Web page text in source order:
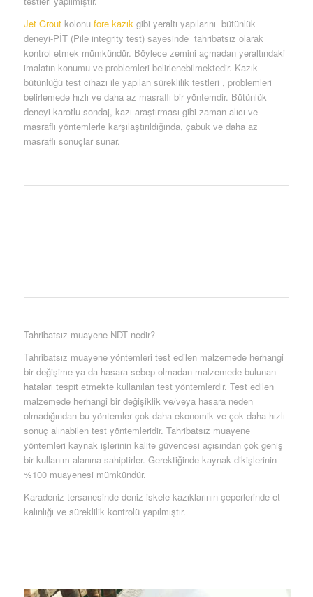
Jet Groutkolonu fore kazıkgibi yeraltı yapılarını bütünlük
deneyi-PİT (Pile integrity test) sayesinde tahribatsız olarak
kontrol etmek mümkündür. Böylece zemini açmadan yeraltındaki
imalatın konumu ve problemleri belirlenebilmektedir. Kazık
bütünlüğü test cihazı ile yapılan süreklilik testleri , problemleri
belirlemede hızlı ve daha az masraflı bir yöntemdir. Bütünlük
deneyi karotlu sondaj, kazı araştırması gibi zaman alıcı ve
masraflı yöntemlerle karşılaştırıldığında, çabuk ve daha az
masraflı sonuçlar sunar.
Tahribatsız muayene NDT nedir?
Tahribatsız muayene yöntemleri test edilen malzemede herhangi
bir değişime ya da hasara sebep olmadan malzemede bulunan
hataları tespit etmekte kullanılan test yöntemlerdir. Test edilen
malzemede herhangi bir değişiklik ve/veya hasara neden
olmadığından bu yöntemler çok daha ekonomik ve çok daha hızlı
sonuç alınabilen test yöntemleridir. Tahribatsız muayene
yöntemleri kaynak işlerinin kalite güvencesi açısından çok geniş
bir kullanım alanına sahiptirler. Gerektiğinde kaynak dikişlerinin
%100 muayenesi mümkündür.
Karadeniz tersanesinde deniz iskele kazıklarının çeperlerinde et
kalınlığı ve süreklilik kontrolü yapılmıştır.